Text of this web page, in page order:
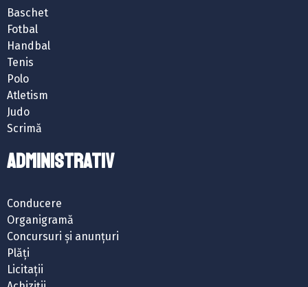
Baschet
Fotbal
Handbal
Tenis
Polo
Atletism
Judo
Scrimă
ADMINISTRATIV
Conducere
Organigramă
Concursuri și anunțuri
Plăți
Licitații